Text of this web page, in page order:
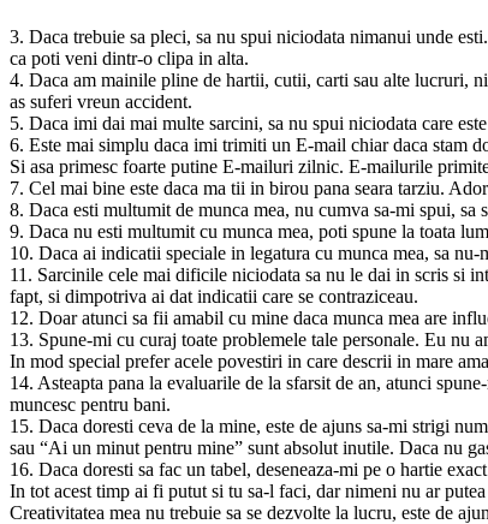
3. Daca trebuie sa pleci, sa nu spui niciodata nimanui unde
ca poti veni dintr-o clipa in alta.
4. Daca am mainile pline de hartii, cutii, carti sau alte lucruri,
as suferi vreun accident.
5. Daca imi dai mai multe sarcini, sa nu spui niciodata care
6. Este mai simplu daca imi trimiti un E-mail chiar daca stam
Si asa primesc foarte putine E-mailuri zilnic. E-mailurile
7. Cel mai bine este daca ma tii in birou pana seara tarziu.
8. Daca esti multumit de munca mea, nu cumva sa-mi spui,
9. Daca nu esti multumit cu munca mea, poti spune la toata
10. Daca ai indicatii speciale in legatura cu munca mea, sa
11. Sarcinile cele mai dificile niciodata sa nu le dai in scris si
fapt, si dimpotriva ai dat indicatii care se contraziceau.
12. Doar atunci sa fii amabil cu mine daca munca mea are
13. Spune-mi cu curaj toate problemele tale personale. Eu nu
In mod special prefer acele povestiri in care descrii in mare
14. Asteapta pana la evaluarile de la sfarsit de an, atunci
muncesc pentru bani.
15. Daca doresti ceva de la mine, este de ajuns sa-mi strigi
sau “Ai un minut pentru mine” sunt absolut inutile. Daca nu
16. Daca doresti sa fac un tabel, deseneaza-mi pe o hartie
In tot acest timp ai fi putut si tu sa-l faci, dar nimeni nu ar putea
Creativitatea mea nu trebuie sa se dezvolte la lucru, este de